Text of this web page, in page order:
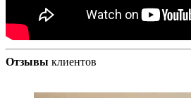
Отзывы клиентов